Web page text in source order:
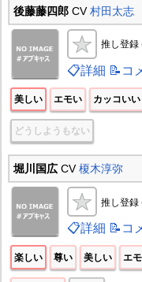
後藤藤四郎CV村田太志
推し登録
📋詳細 📝コ
美しい エモい カッコいい
どうしようもない
堀川国広CV榎木淳弥
推し登録
📋詳細 📝コ
楽しい 尊い 美しい エ